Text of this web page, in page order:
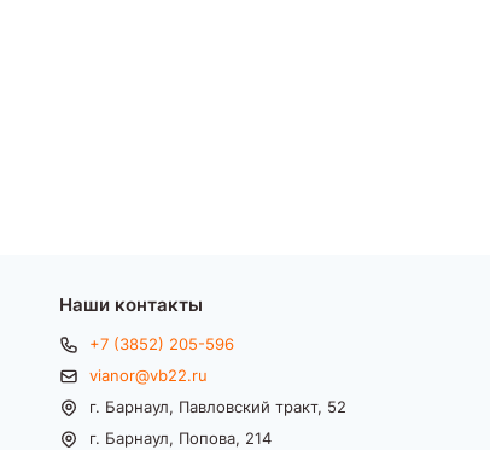
Наши контакты
+7 (3852) 205-596
vianor@vb22.ru
г. Барнаул, Павловский тракт, 52
г. Барнаул, Попова, 214